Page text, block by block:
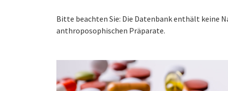
Bitte beachten Sie: Die Datenbank enthält keine
anthroposophischen Präparate.